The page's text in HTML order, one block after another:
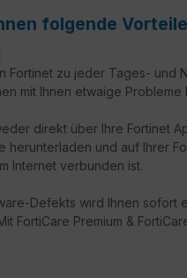
folgende
Fortinet zu jeder Tages- und
mit Ihnen etwaige
direkt über Ihre Fortinet
herunterladen und auf Ihrer
Internet verbunden ist.
Defekts wird Ihnen sofort
FortiCare Premium &